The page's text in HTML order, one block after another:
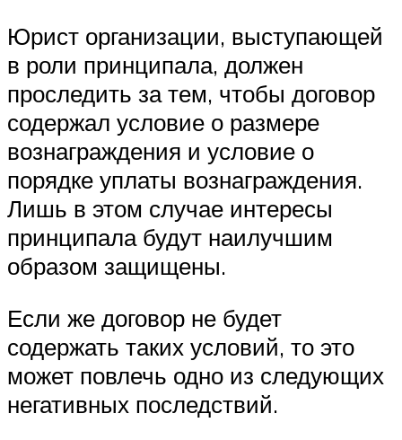
Юрист организации, выступающей
в роли принципала, должен
проследить за тем, чтобы договор
содержал условие о размере
вознаграждения и условие о
порядке уплаты вознаграждения.
Лишь в этом случае интересы
принципала будут наилучшим
образом защищены.
Если же договор не будет
содержать таких условий, то это
может повлечь одно из следующих
негативных последствий.